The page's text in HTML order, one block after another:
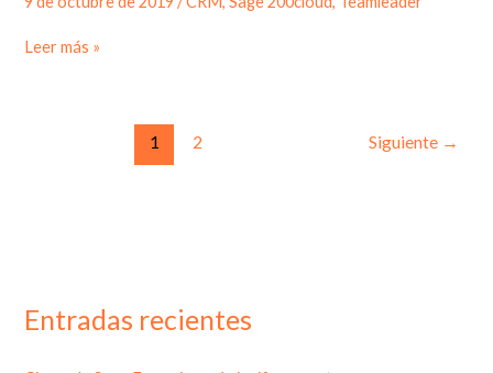
Enlaza
Leer más »
1 2 Siguiente →
Entradas recientes